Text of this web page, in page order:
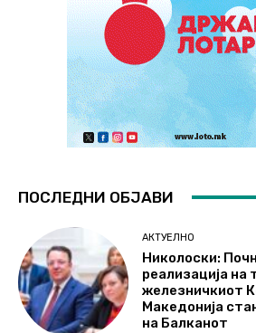
ПОСЛЕДНИ ОБЈАВИ
АКТУЕЛНО
Николоски:
реализација на
железничкиот
Македонија
на Балканот